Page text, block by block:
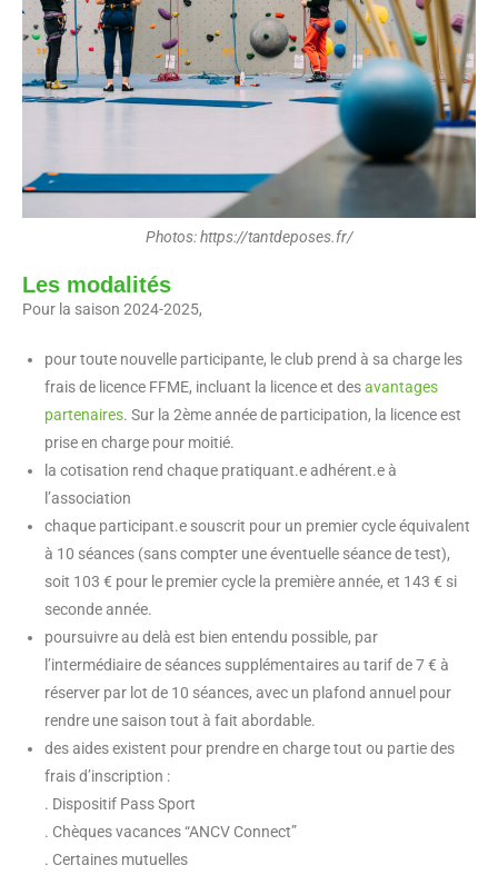
Photos: https://tantdeposes.fr/
Les modalités
Pour la saison 2024-2025,
pour toute nouvelle participante, le club prend à sa charge les
frais de licence FFME, incluant la licence et desavantages
partenaires. Sur la 2ème année de participation, la licence est
prise en charge pour moitié.
la cotisation rend chaque pratiquant.e adhérent.e à
l’association
chaque participant.e souscrit pour un premier cycle équivalent
à 10 séances (sans compter une éventuelle séance de test),
soit 103 € pour le premier cycle la première année, et 143 € si
seconde année.
poursuivre au delà est bien entendu possible, par
l’intermédiaire de séances supplémentaires au tarif de 7 € à
réserver par lot de 10 séances, avec un plafond annuel pour
rendre une saison tout à fait abordable.
des aides existent pour prendre en charge tout ou partie des
frais d’inscription :
. Dispositif Pass Sport
. Chèques vacances “ANCV Connect”
. Certaines mutuelles